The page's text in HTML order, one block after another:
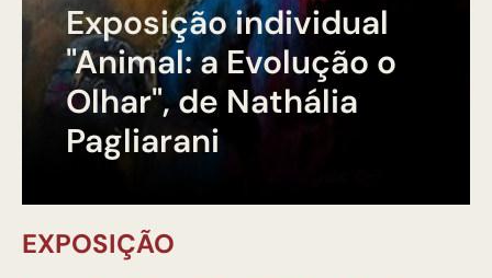
Exposição individual
"Animal: a Evolução o
Olhar", de Nathália
Pagliarani
EXPOSIÇÃO